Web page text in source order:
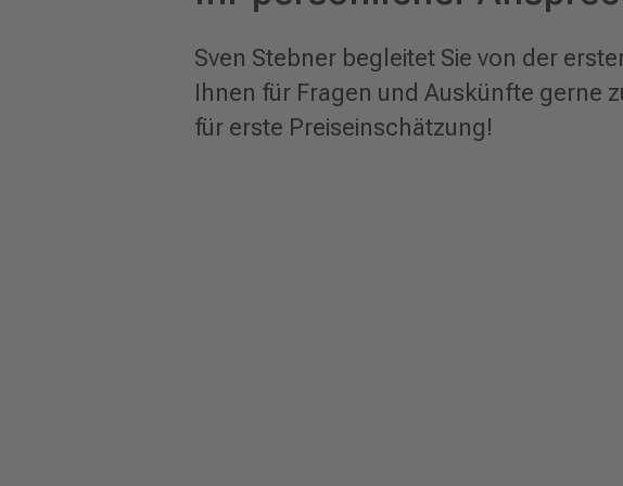
Sven Stebner begleitet Sie von der
Ihnen für Fragen und Auskünfte gerne
für erste Preiseinschätzung!